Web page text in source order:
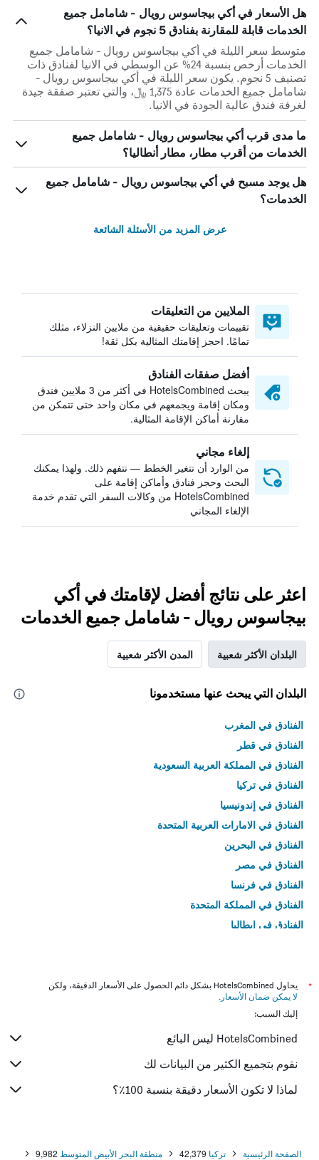
هل الأسعار في أكي بيجاسوس رويال - شامامل جميع
الخدمات قابلة للمقارنة بفنادق 5 نجوم في الانيا؟
متوسط سعر الليلة في أكي بيجاسوس رويال - شامامل جميع
الخدمات أرخص بنسبة 24% عن الوسطي في الانيا لفنادق ذات
تصنيف 5 نجوم. يكون سعر الليلة في أكي بيجاسوس رويال -
شامامل جميع الخدمات عادة 1,375 ﷼، والتي تعتبر صفقة جيدة
لغرفة فندق عالية الجودة في الانيا.
ما مدى قرب أكي بيجاسوس رويال - شامامل جميع
الخدمات من أقرب مطار، مطار أنطاليا؟
هل يوجد مسبح في أكي بيجاسوس رويال - شامامل جميع
الخدمات؟
عرض المزيد من الأسئلة الشائعة
الملايين من التعليقات
تقييمات وتعليقات حقيقية من ملايين النزلاء، مثلك
تمامًا. احجز إقامتك المثالية بكل ثقة!
أفضل صفقات الفنادق
يبحث HotelsCombined في أكثر من 3 ملايين فندق
ومكان إقامة ويجمعهم في مكان واحد حتى تتمكن من
مقارنة أماكن الإقامة المثالية.
إلغاء مجاني
من الوارد أن تتغير الخطط — نتفهم ذلك. ولهذا يمكنك
البحث وحجز فنادق وأماكن إقامة على
HotelsCombined من وكالات السفر التي تقدم خدمة
الإلغاء المجاني
اعثر على نتائج أفضل لإقامتك في أكي
بيجاسوس رويال - شامامل جميع الخدمات
البلدان الأكثر شعبية المدن الأكثر شعبية
البلدان التي يبحث عنها مستخدمونا
الفنادق في المغرب
الفنادق في قطر
الفنادق في المملكة العربية السعودية
الفنادق في تركيا
الفنادق في إندونيسيا
الفنادق في الامارات العربية المتحدة
الفنادق في البحرين
الفنادق في مصر
الفنادق في فرنسا
الفنادق في المملكة المتحدة
الفنادق في إيطاليا
*
يحاول HotelsCombined بشكل دائم الحصول على الأسعار الدقيقة، ولكن
لا يمكن ضمان الأسعار .
إليك السبب:
HotelsCombined ليس البائع
نقوم بتجميع الكثير من البيانات لك
لماذا لا تكون الأسعار دقيقة بنسبة 100٪؟
الصفحة الرئيسية تركيا 42,379 منطقة البحر الأبيض المتوسط 9,982